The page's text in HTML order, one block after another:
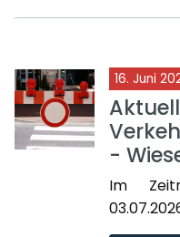
16. Juni
-
Im